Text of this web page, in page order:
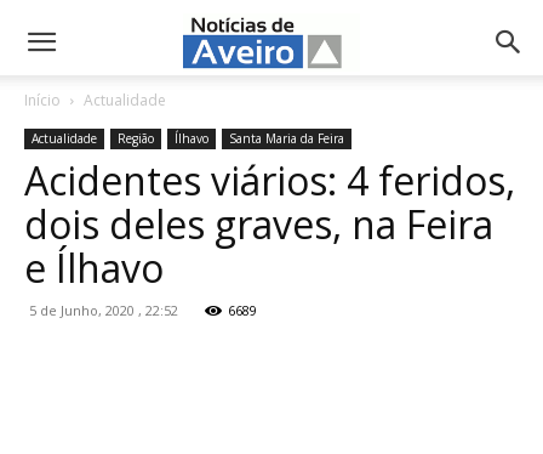
NotíciasdeAveiro.pt
Início Actualidade
Actualidade Região Ílhavo Santa Maria da Feira
Acidentes viários: 4 feridos,
dois deles graves, na Feira
e Ílhavo
5 de Junho, 2020 , 22:52 6689